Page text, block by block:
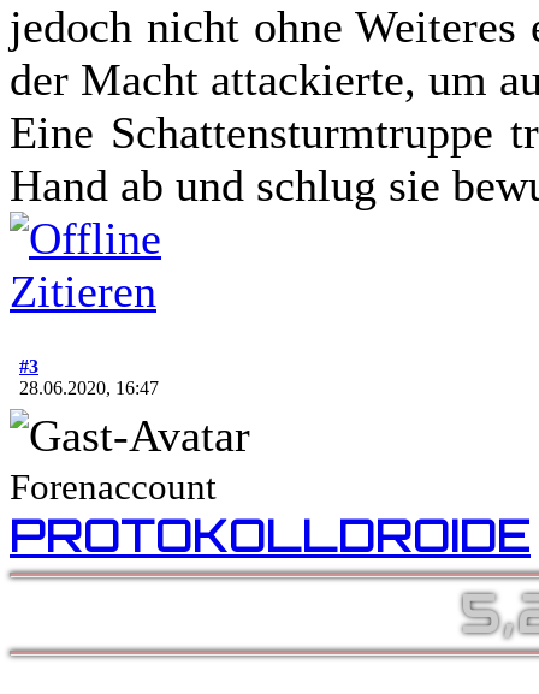
jedoch nicht ohne
der Macht attackierte, um
Eine Schattensturmtruppe
Hand ab und schlug sie
Zitieren
#3
28.06.2020, 16:47
Forenaccount
PROTOKOLLDROIDE